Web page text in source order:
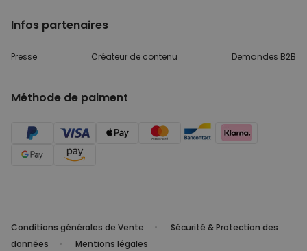
Infos partenaires
Presse Créateur de contenu Demandes B2B
Méthode de paiment
Conditions générales de Vente
Sécurité & Protection des
données
Mentions légales